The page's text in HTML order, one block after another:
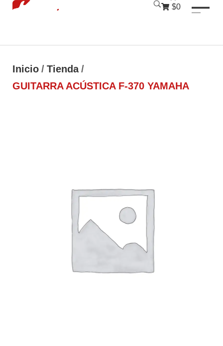
$0
Inicio / Tienda /
GUITARRA ACÚSTICA F-370 YAMAHA